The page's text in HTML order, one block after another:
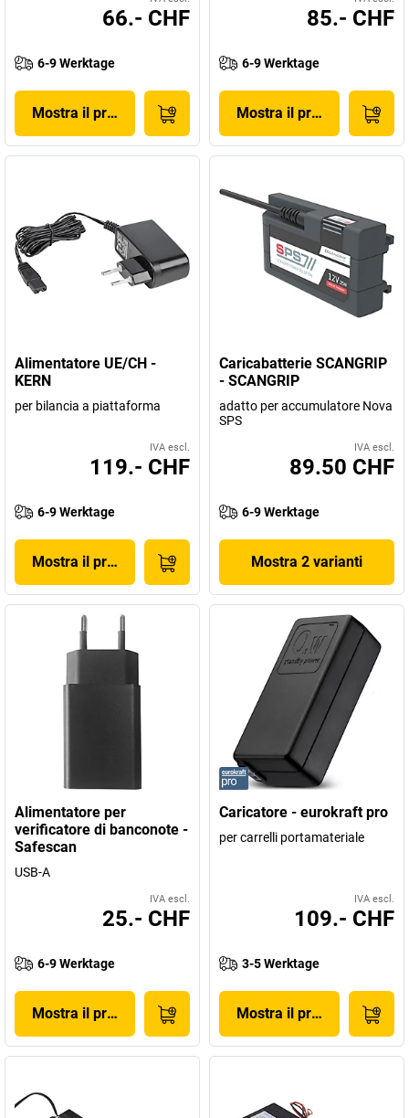
66.- CHF
6-9 Werktage
Mostra il prodotto
85.- CHF
6-9 Werktage
Mostra il prodotto
Alimentatore UE/CH -
KERN
per bilancia a piattaforma
IVA escl.
119.- CHF
6-9 Werktage
Mostra il prodotto
Caricabatterie SCANGRIP
- SCANGRIP
adatto per accumulatore Nova
SPS
IVA escl.
89.50 CHF
6-9 Werktage
Mostra 2 varianti
Alimentatore per
verificatore di banconote -
Safescan
USB-A
IVA escl.
25.- CHF
6-9 Werktage
Mostra il prodotto
Caricatore - eurokraft pro
per carrelli portamateriale
IVA escl.
109.- CHF
3-5 Werktage
Mostra il prodotto